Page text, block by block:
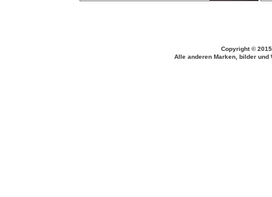
Copyright ©
Alle anderen Marken, bilder und